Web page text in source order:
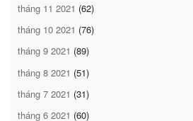
tháng 11 2021 (62)
tháng 10 2021 (76)
tháng 9 2021 (89)
tháng 8 2021 (51)
tháng 7 2021 (31)
tháng 6 2021 (60)